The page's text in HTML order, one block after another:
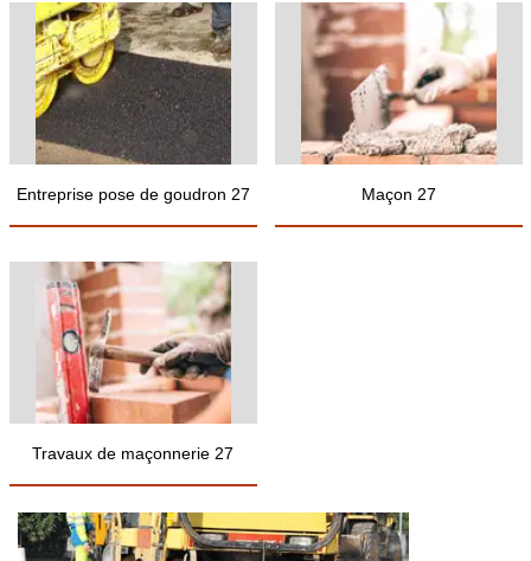
Entreprise pose de goudron 27 Maçon 27
Travaux de maçonnerie 27